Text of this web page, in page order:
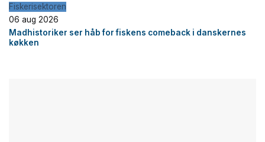
Fiskerisektoren
06 aug 2026
Madhistoriker ser håb for fiskens comeback i danskernes
køkken